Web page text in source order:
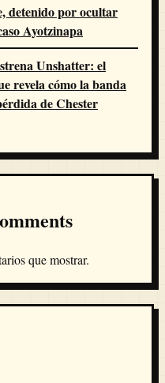
detenido por ocultar
Ayotzinapa
Unshatter: el
revela cómo la banda
de Chester
que mostrar.